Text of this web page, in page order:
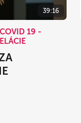
39:16
19 -